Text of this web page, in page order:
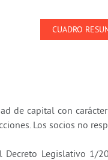
CUADRO
de capital con
Los socios no
Decreto Legislativo 1/